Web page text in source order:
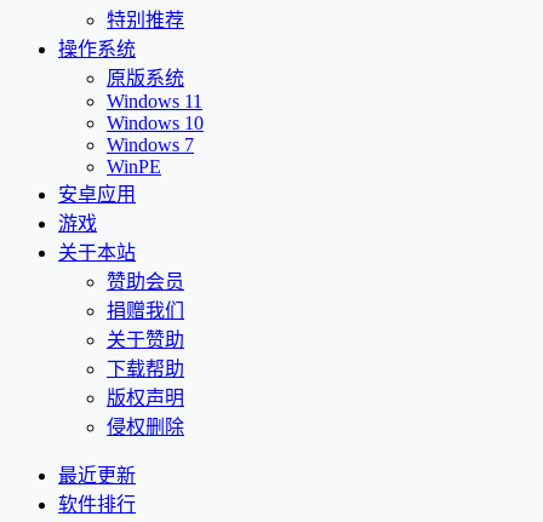
特别推荐
操作系统
原版系统
Windows 11
Windows 10
Windows 7
WinPE
安卓应用
游戏
关于本站
赞助会员
捐赠我们
关于赞助
下载帮助
版权声明
侵权删除
最近更新
软件排行